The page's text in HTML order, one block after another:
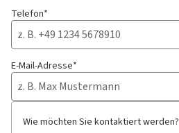
Telefon*
E-Mail-Adresse*
Wie möchten Sie kontaktiert werden?